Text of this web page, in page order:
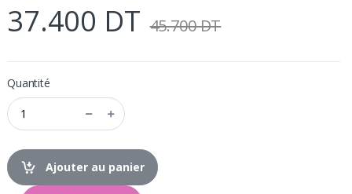
37.400 DT 45.700 DT
Quantité
Ajouter au panier